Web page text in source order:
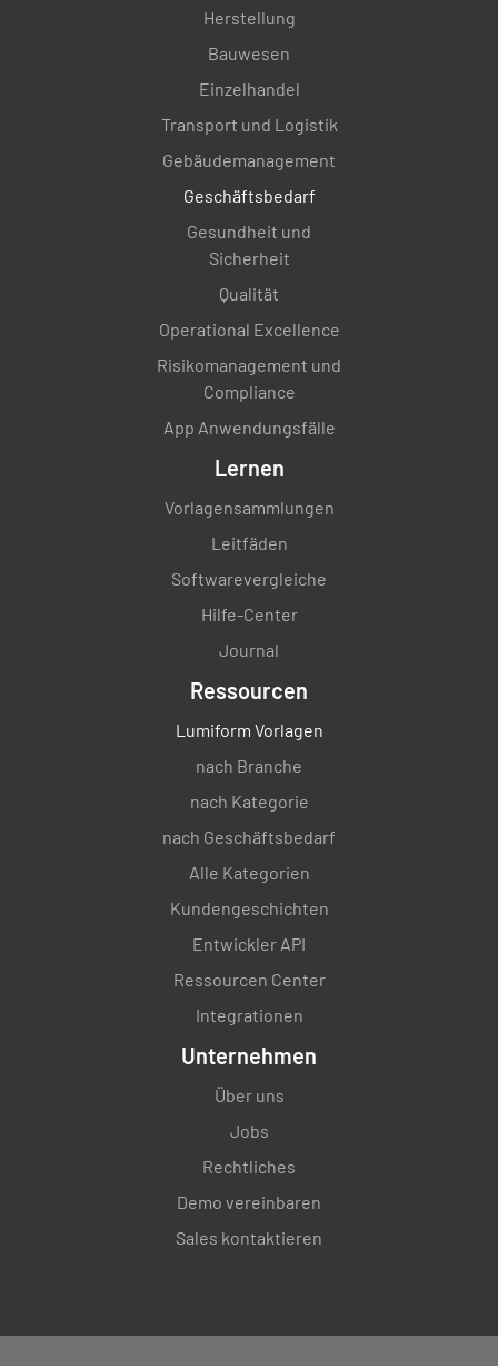
Herstellung
Bauwesen
Einzelhandel
Transport und Logistik
Gebäudemanagement
Geschäftsbedarf
Gesundheit und
Sicherheit
Qualität
Operational Excellence
Risikomanagement und
Compliance
App Anwendungsfälle
Lernen
Vorlagensammlungen
Leitfäden
Softwarevergleiche
Hilfe-Center
Journal
Ressourcen
Lumiform Vorlagen
nach Branche
nach Kategorie
nach Geschäftsbedarf
Alle Kategorien
Kundengeschichten
Entwickler API
Ressourcen Center
Integrationen
Unternehmen
Über uns
Jobs
Rechtliches
Demo vereinbaren
Sales kontaktieren